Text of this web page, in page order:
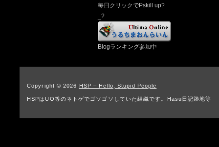
毎日クリックでPskill up?
_?
Blogランキング参加中
Copyright © 2026 HSP – Hello, Stupid People
HSPはUO等のネトゲでゴソゴソしていた組織です。Hasu日記跡地等